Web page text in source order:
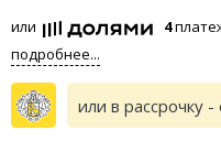
или 4
подробнее...
или в рассрочку -